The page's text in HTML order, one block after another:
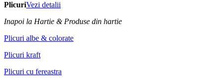
PlicuriVezi detalii
Inapoi la Hartie & Produse din hartie
Plicuri albe & colorate
Plicuri kraft
Plicuri cu fereastra